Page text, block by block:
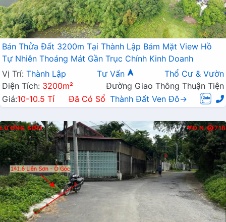
Bán Thửa Đất 3200m Tại Thành Lập Bám Mặt View Hồ
Tự Nhiên Thoáng Mát Gần Trục Chính Kinh Doanh
Vị Trí: Thành Lập Tư Vấn
Thổ Cư & Vườn
Diện Tích: 3200m²
Đường Giao Thông Thuận Tiện
Giá:10-10.5 Tỉ Đã Có Sổ Thành Đất Ven Đô→
LƯƠNG SƠN Đ.N 718